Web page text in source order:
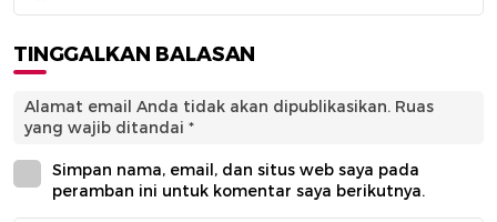
TINGGALKAN BALASAN
Alamat email Anda tidak akan dipublikasikan. Ruas
yang wajib ditandai *
Simpan nama, email, dan situs web saya pada
peramban ini untuk komentar saya berikutnya.